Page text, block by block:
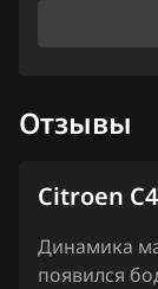
Infiniti
Iveco
Отзывы
Citroen
Динамика
появился